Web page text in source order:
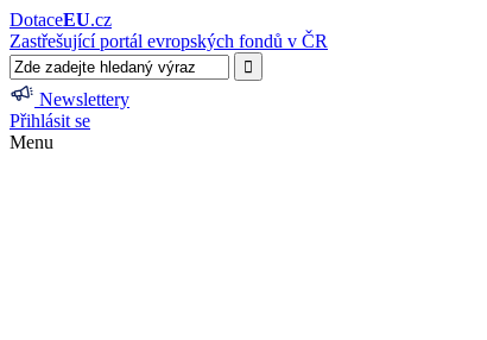
DotaceEU.cz
Zastřešující portál evropských fondů v ČR
Newslettery
Přihlásit se
Menu